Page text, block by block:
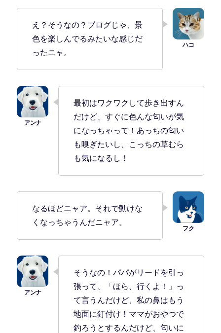
え？そうなの？ブログじゃ、景
色を楽しんでるみたいな感じだ
ったニャ。
最初はワクワクして歩き出すん
だけど、すぐに色んな匂いが気
になっちゃって！あっちの匂い
も嗅ぎたいし、こっちの草むら
も気になるし！
なるほどニャア。それで動けな
くなっちゃうんだニャア。
そうなの！パパがリードを引っ
張って、「ほら、行くよ！」っ
て言うんだけど、私の鼻はもう
地面に釘付け！ママがおやつで
釣ろうとするんだけど、匂いに